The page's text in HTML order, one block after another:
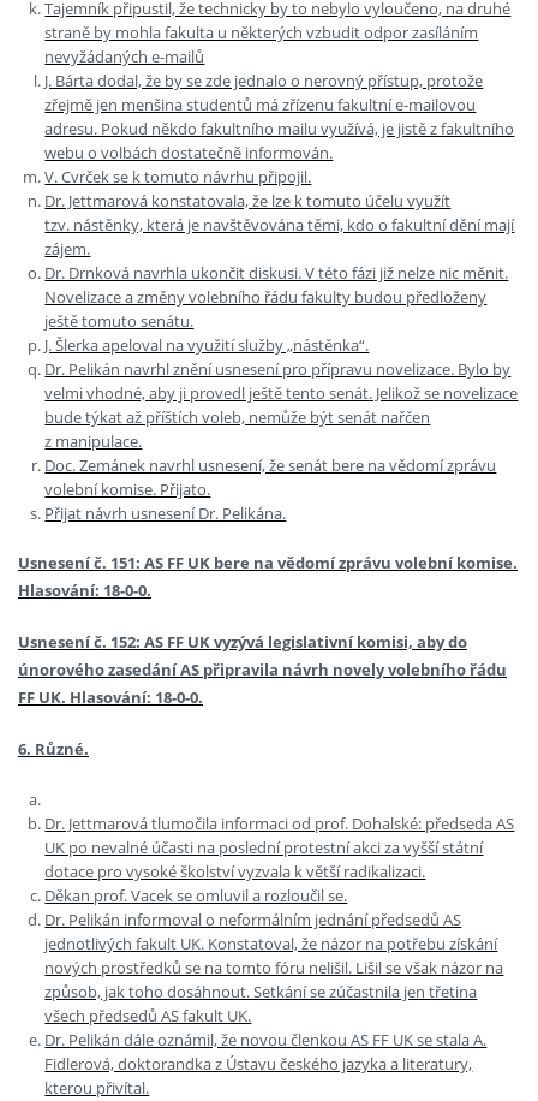
Tajemník připustil, že technicky by to nebylo vyloučeno, na druhé
straně by mohla fakulta u některých vzbudit odpor zasíláním
nevyžádaných e-mailů
J. Bárta dodal, že by se zde jednalo o nerovný přístup, protože
zřejmě jen menšina studentů má zřízenu fakultní e-mailovou
adresu. Pokud někdo fakultního mailu využívá, je jistě z fakultního
webu o volbách dostatečně informován.
V. Cvrček se k tomuto návrhu připojil.
Dr. Jettmarová konstatovala, že lze k tomuto účelu využít
tzv. nástěnky, která je navštěvována těmi, kdo o fakultní dění mají
zájem.
Dr. Drnková navrhla ukončit diskusi. V této fázi již nelze nic měnit.
Novelizace a změny volebního řádu fakulty budou předloženy
ještě tomuto senátu.
J. Šlerka apeloval na využití služby „nástěnka“.
Dr. Pelikán navrhl znění usnesení pro přípravu novelizace. Bylo by
velmi vhodné, aby ji provedl ještě tento senát. Jelikož se novelizace
bude týkat až příštích voleb, nemůže být senát nařčen
z manipulace.
Doc. Zemánek navrhl usnesení, že senát bere na vědomí zprávu
volební komise. Přijato.
Přijat návrh usnesení Dr. Pelikána.
Usnesení č. 151: AS FF UK bere na vědomí zprávu volební komise.
Hlasování: 18-0-0.
Usnesení č. 152: AS FF UK vyzývá legislativní komisi, aby do
únorového zasedání AS připravila návrh novely volebního řádu
FF UK. Hlasování: 18-0-0.
6. Různé.
Dr. Jettmarová tlumočila informaci od prof. Dohalské: předseda AS
UK po nevalné účasti na poslední protestní akci za vyšší státní
dotace pro vysoké školství vyzvala k větší radikalizaci.
Děkan prof. Vacek se omluvil a rozloučil se.
Dr. Pelikán informoval o neformálním jednání předsedů AS
jednotlivých fakult UK. Konstatoval, že názor na potřebu získání
nových prostředků se na tomto fóru nelišil. Lišil se však názor na
způsob, jak toho dosáhnout. Setkání se zúčastnila jen třetina
všech předsedů AS fakult UK.
Dr. Pelikán dále oznámil, že novou členkou AS FF UK se stala A.
Fidlerová, doktorandka z Ústavu českého jazyka a literatury,
kterou přivítal.